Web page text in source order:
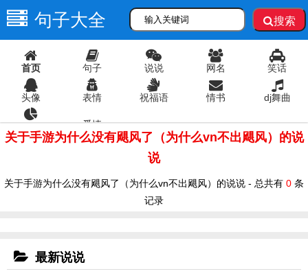
句子大全 搜索
首页 句子 说说 网名 笑话
头像 表情 祝福语 情书 dj舞曲
爱情
关于手游为什么没有飓风了（为什么vn不出飓风）的说
说
关于手游为什么没有飓风了（为什么vn不出飓风）的说说 - 总共有 0 条
记录
最新说说